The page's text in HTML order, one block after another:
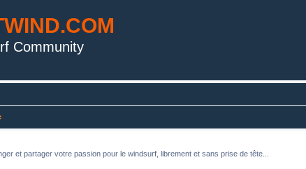
Community
et partager votre passion pour le windsurf, librement et sans prise de tête...